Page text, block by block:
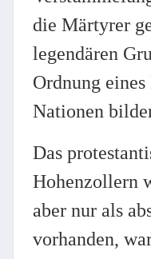
die Märtyrer
legendären
Ordnung
Nationen
Das
Hohenzollern
aber nur als
vorhanden,